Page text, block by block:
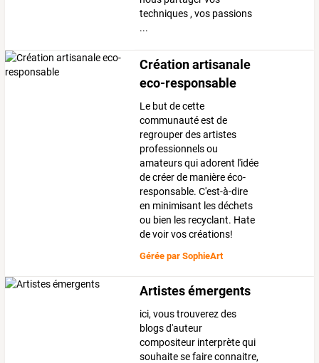
techniques , vos passions
...
Création artisanale
eco-responsable
Le but de cette
communauté est de
regrouper des artistes
professionnels ou
amateurs qui adorent l'idée
de créer de manière éco-
responsable. C'est-à-dire
en minimisant les déchets
ou bien les recyclant. Hate
de voir vos créations!
Gérée parSophieArt
Artistes émergents
ici, vous trouverez des
blogs d'auteur
compositeur interprète qui
souhaite se faire connaitre,